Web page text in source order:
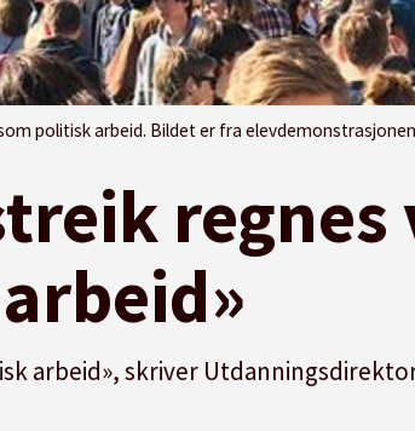
arbeid. Bildet er fra elevdemonstrasjonene utenfor
arbeid», skriver